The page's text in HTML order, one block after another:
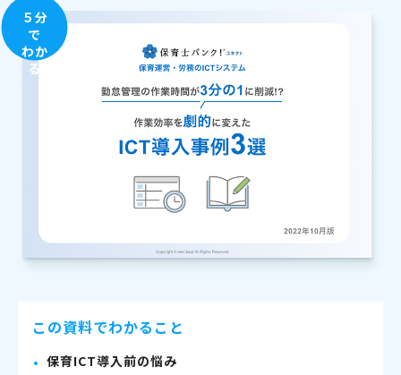
５分
で
わか
る
この資料でわかること
保育ICT導入前の悩み